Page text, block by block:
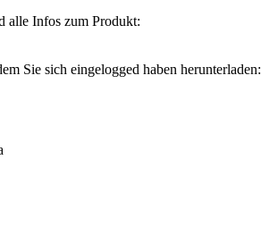
alle Infos zum Produkt:
Sie sich eingelogged haben herunterladen: